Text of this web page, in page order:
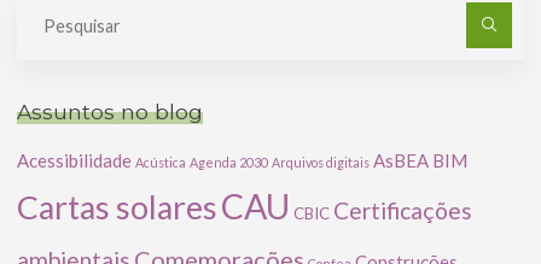
Assuntos no blog
Acessibilidade Acústica Agenda 2030 Arquivos digitais AsBEA BIM
Cartas solaresCAU CBIC Certificações